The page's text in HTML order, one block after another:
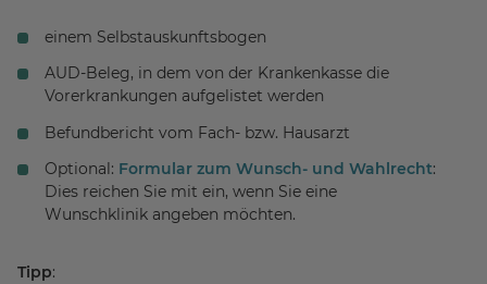
einem Selbstauskunftsbogen
AUD-Beleg, in dem von der Krankenkasse die
Vorerkrankungen aufgelistet werden
Befundbericht vom Fach- bzw. Hausarzt
Optional: Formular zum Wunsch- und Wahlrecht:
Dies reichen Sie mit ein, wenn Sie eine
Wunschklinik angeben möchten.
Tipp: